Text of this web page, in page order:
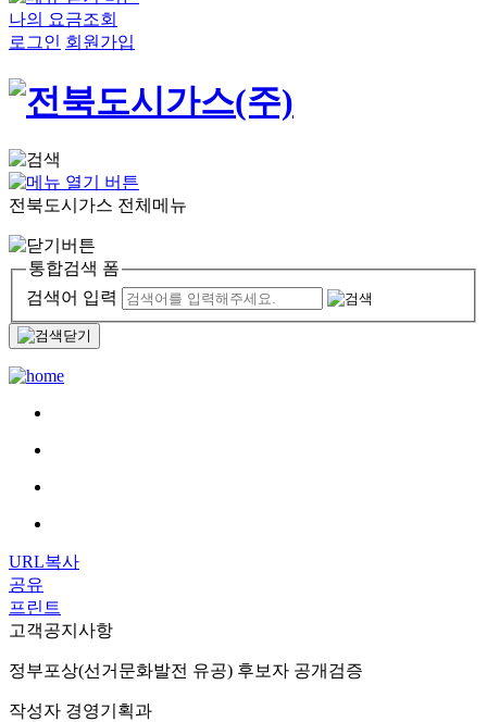
나의 요금조회
로그인 회원가입
전북도시가스 전체메뉴
통합검색 폼
검색어 입력
URL복사
공유
프린트
고객공지사항
정부포상(선거문화발전 유공) 후보자 공개검증
작성자 경영기획과